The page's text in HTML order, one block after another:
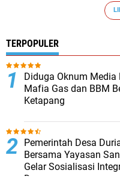
TERPOPULER
Diduga Oknum Media
Mafia Gas dan BBM
Ketapang
Pemerintah Desa
Bersama Yayasan
Gelar Sosialisasi
Desa